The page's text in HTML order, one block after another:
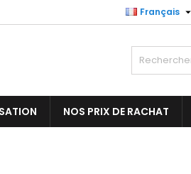
Français 
NOS PRIX DE RACHAT